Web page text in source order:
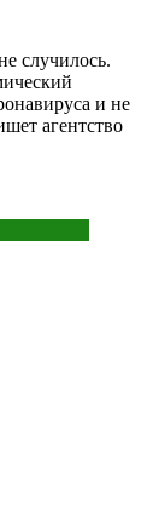
случилось.
и не
агентство